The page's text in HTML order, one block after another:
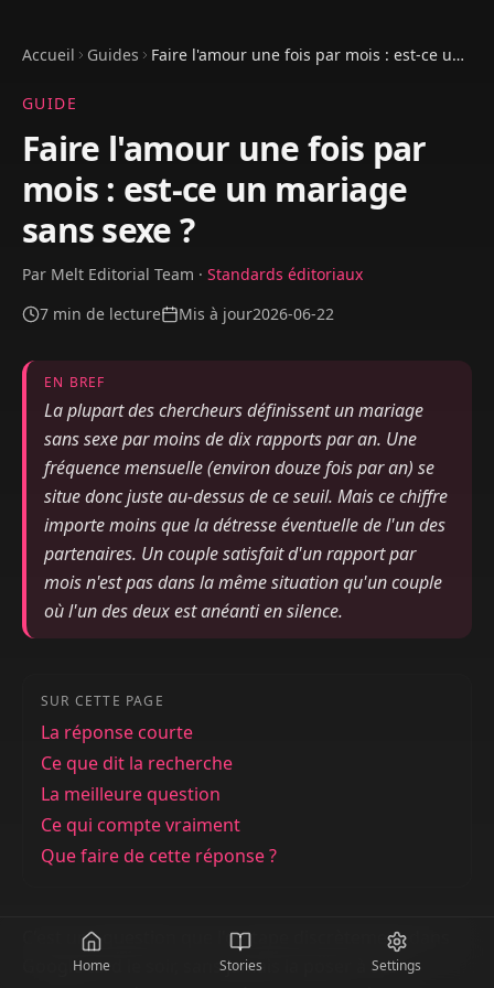
Accueil Guides
Faire l'amour une fois par mois : est-ce un
GUIDE
Faire l'amour une fois par
mois : est-ce un mariage
sans sexe ?
Par Melt Editorial Team · Standards éditoriaux
7 min de lecture Mis à jour2026-06-22
EN BREF
La plupart des chercheurs définissent un mariage
sans sexe par moins de dix rapports par an. Une
fréquence mensuelle (environ douze fois par an) se
situe donc juste au-dessus de ce seuil. Mais ce chiffre
importe moins que la détresse éventuelle de l'un des
partenaires. Un couple satisfait d'un rapport par
mois n'est pas dans la même situation qu'un couple
où l'un des deux est anéanti en silence.
SUR CETTE PAGE
La réponse courte
Ce que dit la recherche
La meilleure question
Ce qui compte vraiment
Que faire de cette réponse ?
C'est une question que l'on tape discrètement dans
Google tard le soir, sans jamais la poser à ses
Home Stories Settings